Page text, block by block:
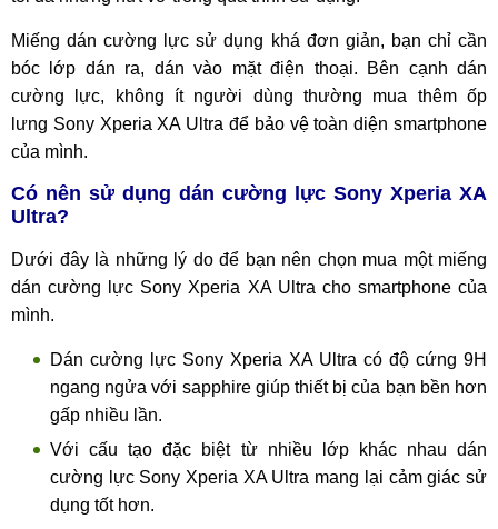
Miếng dán cường lực sử dụng khá đơn giản, bạn chỉ cần
bóc lớp dán ra, dán vào mặt điện thoại. Bên cạnh dán
cường lực, không ít người dùng thường mua thêm ốp
lưng Sony Xperia XA Ultra để bảo vệ toàn diện smartphone
của mình.
Có nên sử dụng dán cường lực Sony Xperia XA
Ultra?
Dưới đây là những lý do để bạn nên chọn mua một miếng
dán cường lực Sony Xperia XA Ultra cho smartphone của
mình.
Dán cường lực Sony Xperia XA Ultra có độ cứng 9H
ngang ngửa với sapphire giúp thiết bị của bạn bền hơn
gấp nhiều lần.
Với cấu tạo đặc biệt từ nhiều lớp khác nhau dán
cường lực Sony Xperia XA Ultra mang lại cảm giác sử
dụng tốt hơn.